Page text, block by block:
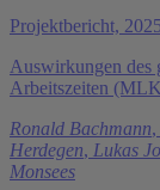
Projektbericht, 2025
Auswirkungen des
Arbeitszeiten
Ronald Bachmann,
Herdegen, Lukas
Monsees